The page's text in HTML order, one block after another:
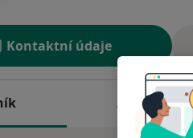
Kontaktní údaje
Adresy